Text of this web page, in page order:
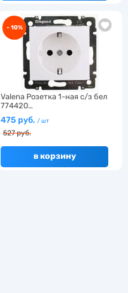
- 10%
Valena Розетка 1-ная с/з бел
774420…
475 руб. / шт
527 руб.
в корзину